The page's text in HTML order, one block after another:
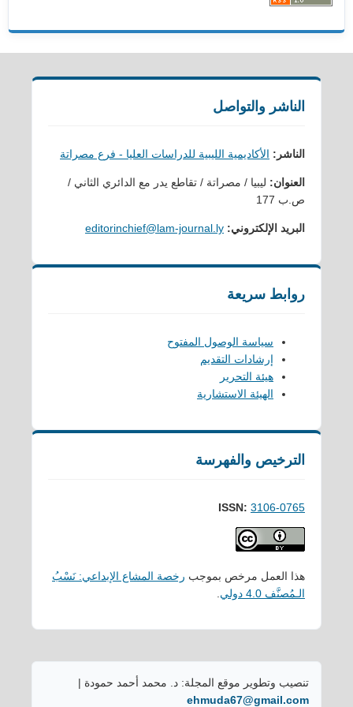
الناشر والتواصل
الناشر: الأكاديمية الليبية للدراسات العليا - فرع مصراتة
العنوان: ليبيا / مصراتة / تقاطع يدر مع الدائري الثاني /
ص.ب 177
البريد الإلكتروني: editorinchief@lam-journal.ly
روابط سريعة
سياسة الوصول المفتوح
إرشادات التقديم
هيئة التحرير
الهيئة الاستشارية
الترخيص والفهرسة
ISSN: 3106-0765
هذا العمل مرخص بموجب رخصة المشاع الإبداعي: نَسْبُ
الـمُصنَّف 4.0 دولي
تنصيب وتطوير موقع المجلة: د. محمد أحمد حمودة |
ehmuda67@gmail.com